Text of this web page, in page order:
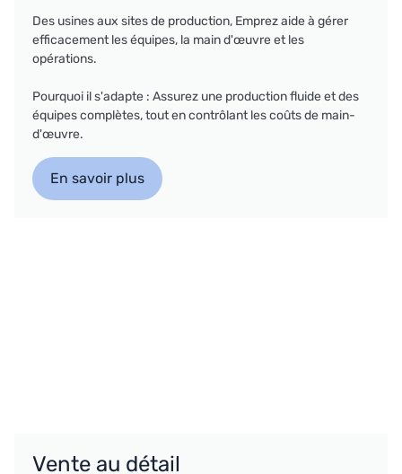
Des usines aux sites de production, Emprez aide à gérer
efficacement les équipes, la main d'œuvre et les
opérations.
Pourquoi il s'adapte : Assurez une production fluide et des
équipes complètes, tout en contrôlant les coûts de main-
d'œuvre.
En savoir plus
Vente au détail